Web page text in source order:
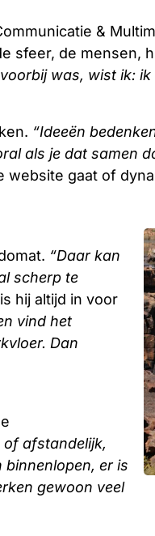
&
sfeer, de mensen,
was, wist ik: ik
“Ideeën
als je dat samen
website gaat of
“Daar kan
scherp te
hij altijd in voor
vind het
Dan
of afstandelijk,
binnenlopen, er is
gewoon veel